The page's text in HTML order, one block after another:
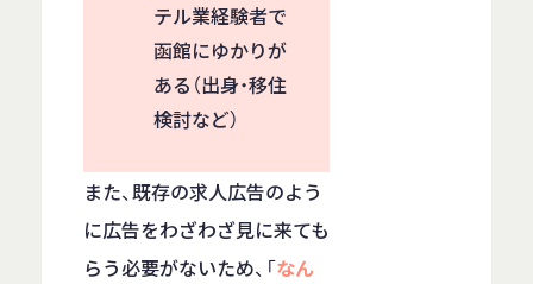
テル業経験者で
函館にゆかりが
ある（出身・移住
検討など）
また、既存の求人広告のよう
に広告をわざわざ見に来ても
らう必要がないため、「なん